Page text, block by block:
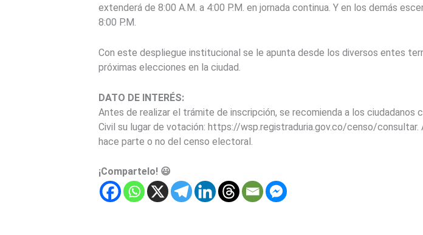
extenderá de 8:00 A.M. a 4:00 P.M. en jornada continua. Y en los demás
8:00 P.M.
Con este despliegue institucional se le apunta desde los diversos entes
próximas elecciones en la ciudad.
DATO DE INTERÉS:
Antes de realizar el trámite de inscripción, se recomienda a los ciudadanos
Civil su lugar de votación: https://wsp.registraduria.gov.co/censo/
hace parte o no del censo electoral.
¡Compartelo! 😃